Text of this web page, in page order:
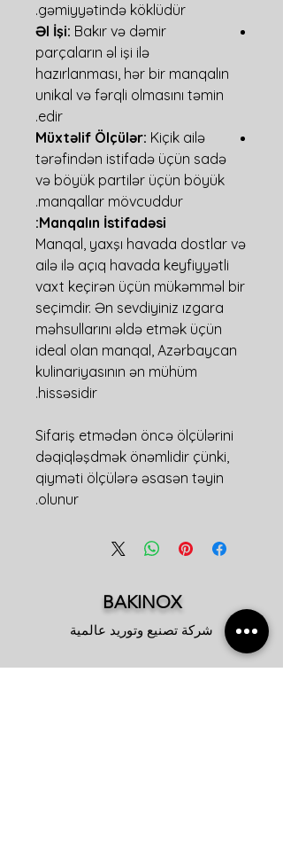
gəmiyyətində köklüdür.
Əl İşi: Bakır və dəmir
parçaların əl işi ilə
hazırlanması, hər bir manqalın
unikal və fərqli olmasını təmin
edir.
Müxtəlif Ölçülər: Kiçik ailə
tərəfindən istifadə üçün sadə
və böyük partilər üçün böyük
manqallar mövcuddur.
Manqalın İstifadəsi:
Manqal, yaxşı havada dostlar və
ailə ilə açıq havada keyfiyyətli
vaxt keçirən üçün mükəmməl bir
seçimdir. Ən sevdiyiniz ızgara
məhsullarını əldə etmək üçün
ideal olan manqal, Azərbaycan
kulinariyasının ən mühüm
hissəsidir.
Sifariş etmədən öncə ölçülərini
dəqiqləşdmək önəmlidir çünki,
qiyməti ölçülərə əsasən təyin
olunur.
BAKINOX
شركة تصنيع وتوريد عالمية